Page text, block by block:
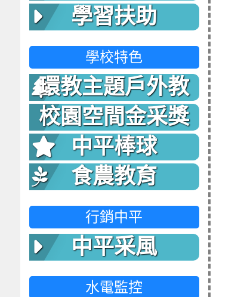
學習扶助
學校特色
環教主題戶外教
室
校園空間金采獎
中平棒球
食農教育
行銷中平
中平采風
水電監控